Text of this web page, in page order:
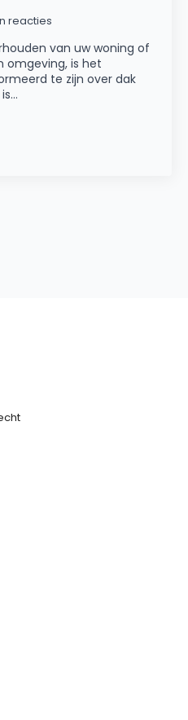
reacties
van uw woning of
omgeving, is het
te zijn over dak